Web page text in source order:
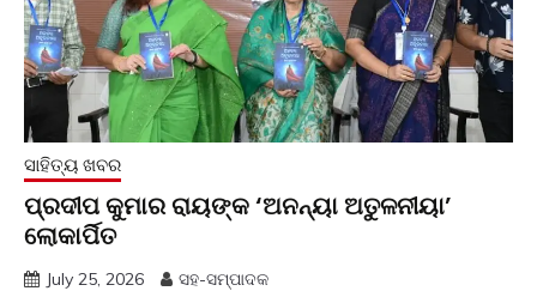
ସାହିତ୍ୟ ଖବର
ପ୍ରଦୀପ କୁମାର ରାୟଙ୍କ ‘ଅନନ୍ୟା ଅତୁଳନୀୟା’
ଲୋକାର୍ପିତ
July 25, 2026 ସହ-ସମ୍ପାଦକ